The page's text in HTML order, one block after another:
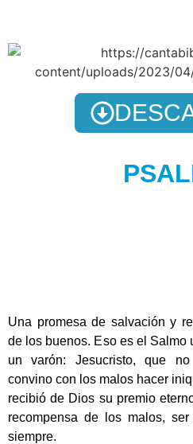
Una promesa de salvación y
de los buenos. Eso es el Salmo
un varón: Jesucristo, que
convino con los malos hacer
recibió de Dios su premio
recompensa de los malos,
siempre.